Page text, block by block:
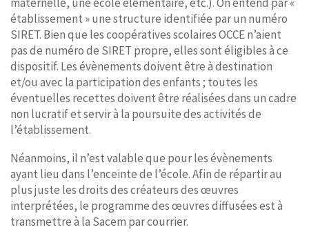
établissement » une structure identifiée par un numéro
SIRET. Bien que les coopératives scolaires OCCE n’aient
pas de numéro de SIRET propre, elles sont éligibles à ce
dispositif. Les évènements doivent être à destination
et/ou avec la participation des enfants ; toutes les
éventuelles recettes doivent être réalisées dans un cadre
non lucratif et servir à la poursuite des activités de
l’établissement.
Néanmoins, il n’est valable que pour les évènements
ayant lieu dans l’enceinte de l’école. Afin de répartir au
plus juste les droits des créateurs des œuvres
interprétées, le programme des œuvres diffusées est à
transmettre à la Sacem par courrier.